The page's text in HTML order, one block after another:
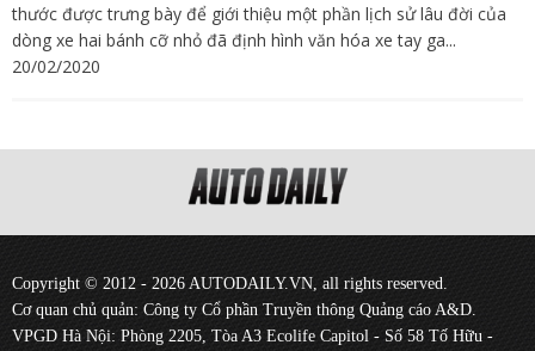
thước được trưng bày để giới thiệu một phần lịch sử lâu đời của
dòng xe hai bánh cỡ nhỏ đã định hình văn hóa xe tay ga...
20/02/2020
Copyright © 2012 - 2026 AUTODAILY.VN, all rights reserved.
Cơ quan chủ quản: Công ty Cổ phần Truyền thông Quảng cáo A&D.
VPGD Hà Nội: Phòng 2205, Tòa A3 Ecolife Capitol - Số 58 Tố Hữu -